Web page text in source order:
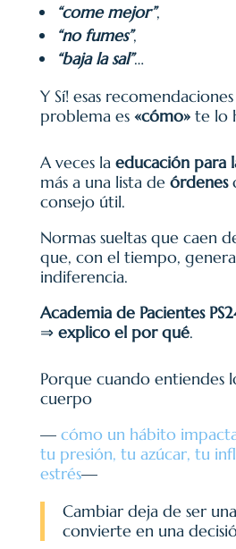
“come mejor”,
“no fumes”,
“baja la sal”…
Y Sí! esas
problema es «cómo»te lo
A veces la educación para
más a una lista de órdenes
consejo útil.
Normas sueltas que caen
que, con el tiempo,
indiferencia.
Academia de Pacientes
⇒ explico el por qué.
Porque cuando entiendes
cuerpo
— cómo un hábito
tu presión, tu azúcar, tu
estrés—
Cambiar deja de ser
convierte en una